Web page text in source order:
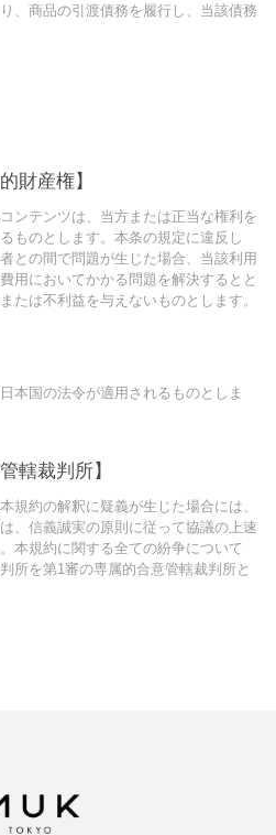
、商品の引渡債務を履行し、当該債務
財産権】
ンテンツは、当方または正当な権利を
ものとします。本条の規定に違反し
との間で問題が生じた場合、当該利用
用においてかかる問題を解決するとと
たは不利益を与えないものとします。
本国の法令が適用されるものとしま
轄裁判所】
規約の解釈に疑義が生じた場合には、
、信義誠実の原則に従って協議の上速
本規約に関する全ての紛争について
所を第1審の専属的合意管轄裁判所と